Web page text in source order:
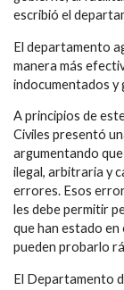
escribió el
El departamento
manera más
indocumentados y
A principios de
Civiles presentó
argumentando
ilegal, arbitraria y
errores. Esos
les debe permitir
que han estado en
pueden probarlo
El Departamento